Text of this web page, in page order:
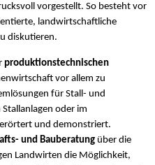
vorgestellt. So besteht vor
landwirtschaftliche
diskutieren.
produktionstechnischen
vor allem zu
für Stall- und
oder im
und demonstriert.
und Bauberatung über die
Landwirten die Möglichkeit,